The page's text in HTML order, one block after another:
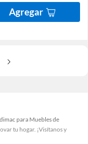
Agregar
para Muebles de
tu hogar. ¡Visítanos y